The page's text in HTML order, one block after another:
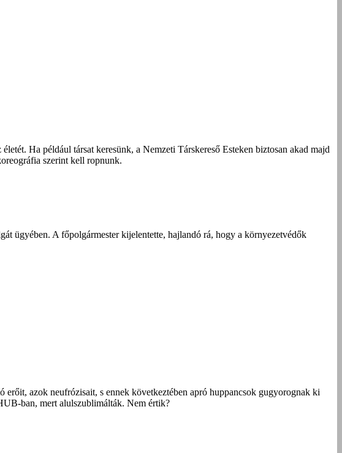
Ha például társat keresünk, a Nemzeti Társkereső Esteken biztosan akad majd
szerint kell ropnunk.
ügyében. A főpolgármester kijelentette, hajlandó rá, hogy a környezetvédők
azok neufrózisait, s ennek következtében apró huppancsok gugyorognak ki
ban, mert alulszublimálták. Nem értik?